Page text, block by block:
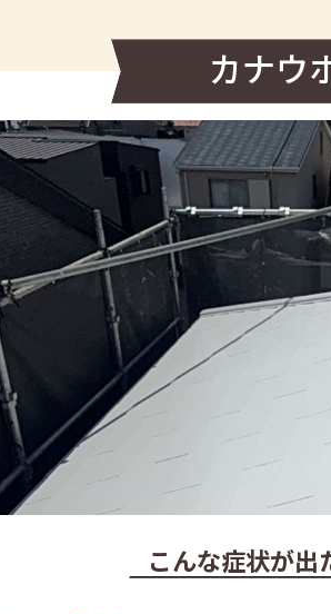
カナウ
こんな症状が出